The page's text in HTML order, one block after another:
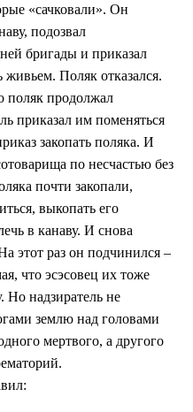
«сачковали». Он
подозвал
бригады и приказал
живьем. Поляк отказался.
поляк продолжал
приказал им поменяться
закопать поляка. И
по несчастью без
почти закопали,
выкопать его
в канаву. И снова
этот раз он подчинился –
что эсэсовец их тоже
надзиратель не
землю над головами
мертвого, а другого